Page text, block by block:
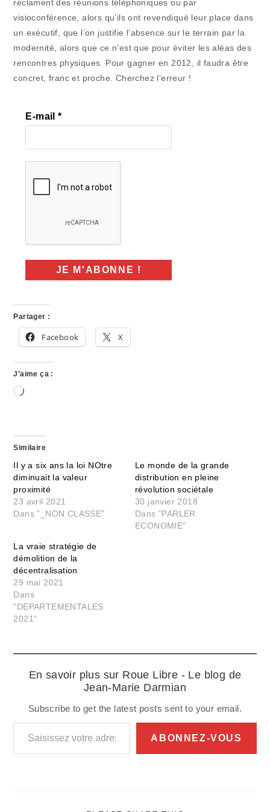
réclament des réunions téléphoniques ou par
visioconférence, alors qu’ils ont revendiqué leur place dans
un exécutif, que l’on justifie l’absence sur le terrain par la
modernité, alors que ce n’est que pour éviter les aléas des
rencontres physiques. Pour gagner en 2012, il faudra être
concret, franc et proche. Cherchez l’erreur !
E-mail*
Partager :
Facebook X
J’aime ça :
Chargement…
Similaire
Il y a six ans la loi NOtre
diminuait la valeur
proximité
23 avril 2021
Dans "_NON CLASSE"
Le monde de la grande
distribution en pleine
révolution sociétale
30 janvier 2018
Dans "PARLER
ECONOMIE"
La vraie stratégie de
démolition de la
décentralisation
29 mai 2021
Dans
"DEPARTEMENTALES
2021"
En savoir plus sur Roue Libre - Le blog de
Jean-Marie Darmian
Subscribe to get the latest posts sent to your email.
Saisissez votre adresse e-mail…
ABONNEZ-VOUS